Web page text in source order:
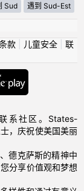
Sud 遇到 Sud-Est
款| 儿童安全| 联
系社区。States-
，庆祝使美国美丽
德克萨斯的精神中
分享价值观和梦想